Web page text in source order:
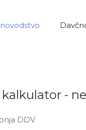
kalkulator -
DDV